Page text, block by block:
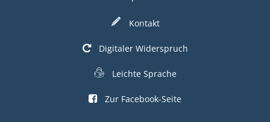
Kontakt
Digitaler Widerspruch
Leichte Sprache
Zur Facebook-Seite